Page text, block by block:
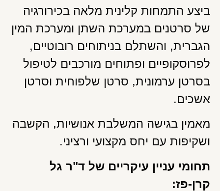
ביצע התמחות קלינית מלאה בכירורגיה
של סרטנים במערכת השתן ומערכת המין
הגברית, והשתלם בניתוחים רובוטיים,
לפרוסקופיים ופתוחים מורכבים לטיפול
בסרטן ערמונית, סרטן שלפוחית וסרטן
אשכים.
מאמין בגישה המשלבת אנושיות, הקשבה
ושקיפות עם יחס מקצועי ורציני.
תחומי עניין עיקריים של ד"ר גל
קרן-פז: